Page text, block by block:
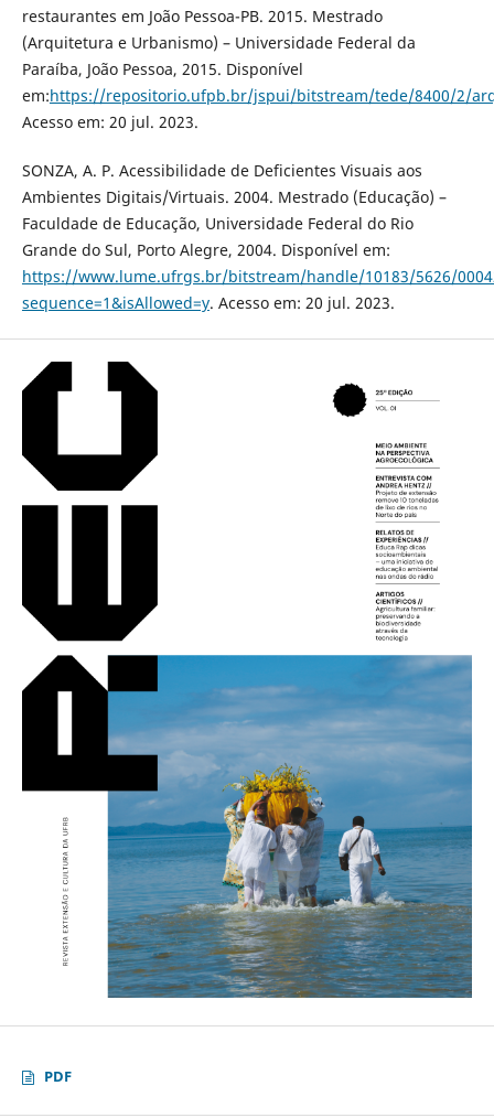
restaurantes em João Pessoa-PB. 2015. Mestrado
(Arquitetura e Urbanismo) – Universidade Federal da
Paraíba, João Pessoa, 2015. Disponível
em:https://repositorio.ufpb.br/jspui/bitstream/tede/8400/2/
Acesso em: 20 jul. 2023.
SONZA, A. P. Acessibilidade de Deficientes Visuais aos
Ambientes Digitais/Virtuais. 2004. Mestrado (Educação) –
Faculdade de Educação, Universidade Federal do Rio
Grande do Sul, Porto Alegre, 2004. Disponível em:
https://www.lume.ufrgs.br/bitstream/handle/10183/5626/
sequence=1&isAllowed=y. Acesso em: 20 jul. 2023.
PDF